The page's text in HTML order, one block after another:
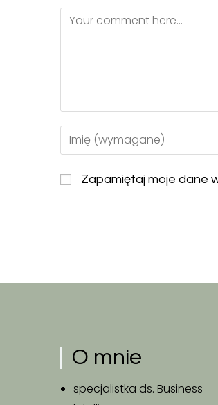
Zapamiętaj moje dane
O mnie
specjalistka ds. Business